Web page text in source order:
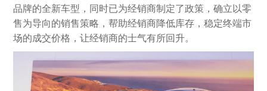
品牌的全新车型，同时已为经销商制定了政策，确立以零
售为导向的销售策略，帮助经销商降低库存，稳定终端市
场的成交价格，让经销商的士气有所回升。